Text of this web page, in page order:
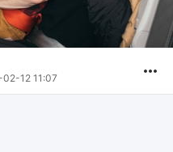
12 11:07